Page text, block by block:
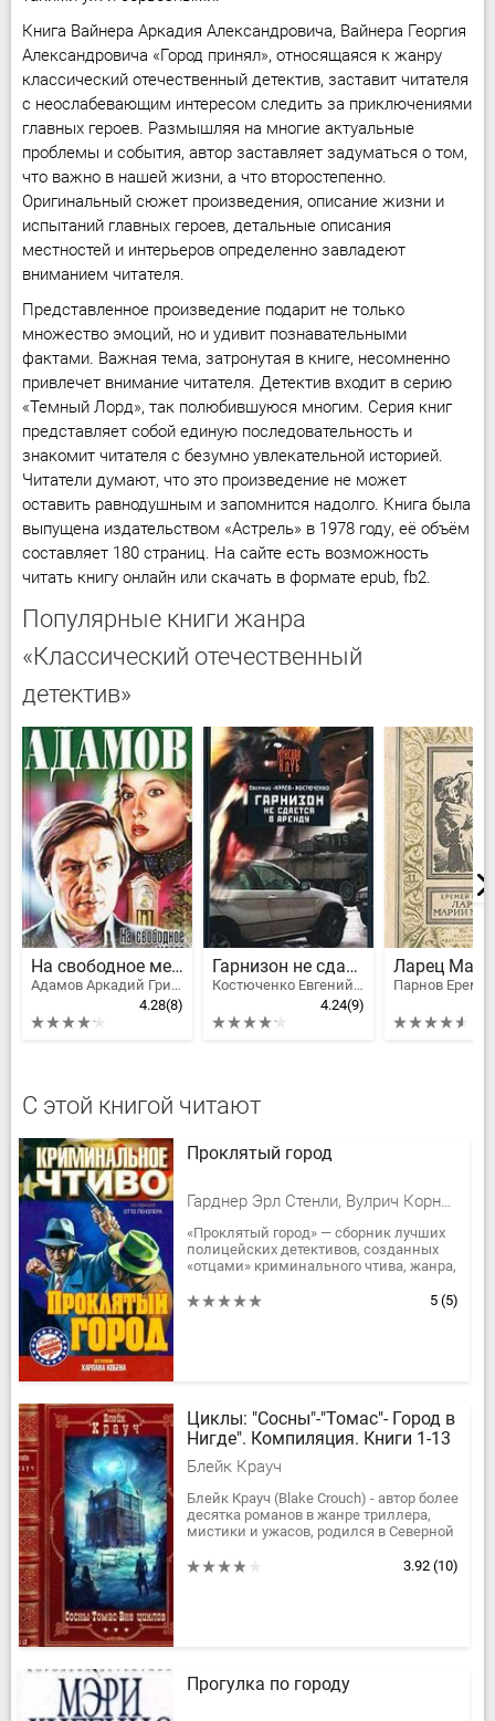
Книга Вайнера Аркадия Александровича, Вайнера Георгия
Александровича «Город принял», относящаяся к жанру
классический отечественный детектив, заставит читателя
с неослабевающим интересом следить за приключениями
главных героев. Размышляя на многие актуальные
проблемы и события, автор заставляет задуматься о том,
что важно в нашей жизни, а что второстепенно.
Оригинальный сюжет произведения, описание жизни и
испытаний главных героев, детальные описания
местностей и интерьеров определенно завладеют
вниманием читателя.
Представленное произведение подарит не только
множество эмоций, но и удивит познавательными
фактами. Важная тема, затронутая в книге, несомненно
привлечет внимание читателя. Детектив входит в серию
«Темный Лорд», так полюбившуюся многим. Серия книг
представляет собой единую последовательность и
знакомит читателя с безумно увлекательной историей.
Читатели думают, что это произведение не может
оставить равнодушным и запомнится надолго. Книга была
выпущена издательством «Астрель» в 1978 году, её объём
составляет 180 страниц. На сайте есть возможность
читать книгу онлайн или скачать в формате epub, fb2.
Популярные книги жанра
«Классический отечественный
детектив»
На свободное место
Адамов Аркадий Григорьевич
4.28(8)
Гарнизон не сдается в аренду
Костюченко Евгений Николаевич "Краев"
4.24(9)
С этой книгой читают
Проклятый город
Гарднер Эрл Стенли, Вулрич Корнелл Айриш Уильям, Фредерик Неваль, Дэшилл Хэммет, Кокс Джордж Х., Уайт Лесли Т., Кейн Пол, Бут Чарльз Г.
«Проклятый город» — сборник лучших
полицейских детективов, созданных
«отцами» криминального чтива, жанра,
половину 20-го века, —...
5 (5)
Циклы: "Сосны"-"Томас"- Город в
Нигде". Компиляция. Книги 1-13
Блейк Крауч
Блейк Крауч (Blake Crouch) - автор более
десятка романов в жанре триллера,
мистики и ужасов, родился в Северной
степень по литературе в...
3.92 (10)
Прогулка по городу